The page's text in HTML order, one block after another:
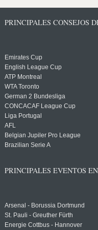
PRINCIPALES CONSEJOS
Emirates Cup
English League Cup
ATP Montreal
WTA Toronto
German 2 Bundesliga
CONCACAF League Cup
Liga Portugal
AFL
Belgian Jupiler Pro League
Brazilian Serie A
PRINCIPALES EVENTOS
Arsenal - Borussia Dortmund
St. Pauli - Greuther Fürth
Energie Cottbus - Hannover